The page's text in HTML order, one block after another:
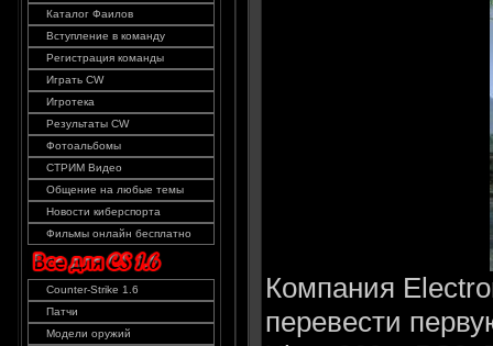
Каталог Фаилов
Вступление в команду
Регистрация команды
Играть CW
Игротека
Результаты CW
Фотоальбомы
СТРИМ Видео
Общение на любые темы
Новости киберспорта
Фильмы онлайн бесплатно
Counter-Strike 1.6
Патчи
Модели оружий
Компания
перевести